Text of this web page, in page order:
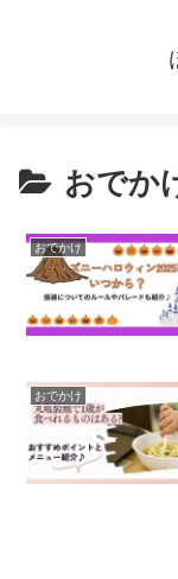
おでか
おでかけ
おでかけ